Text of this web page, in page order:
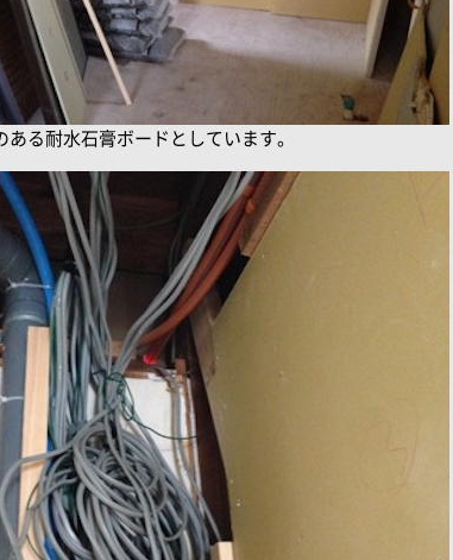
る耐水石膏ボードとしています。